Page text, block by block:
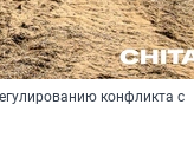
конфликта с